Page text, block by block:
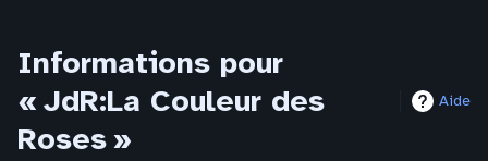
Informations pour
« JdR:La Couleur des
Roses »
Aide